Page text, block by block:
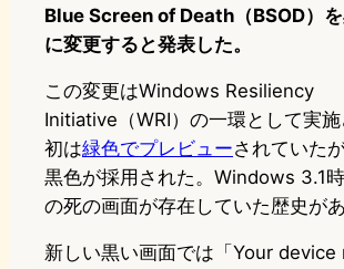
Blue Screen of Death（BSOD）
に変更すると発表した。
この変更はWindows Resiliency
Initiative（WRI）の一環として実
初は緑色でプレビューされていた
黒色が採用された。Windows 3.1
の死の画面が存在していた歴史があ
新しい黒い画面では「Your